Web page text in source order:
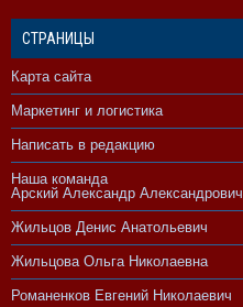
СТРАНИЦЫ
Карта сайта
Маркетинг и логистика
Написать в редакцию
Наша команда
Арский Александр Александрович
Жильцов Денис Анатольевич
Жильцова Ольга Николаевна
Романенков Евгений Николаевич